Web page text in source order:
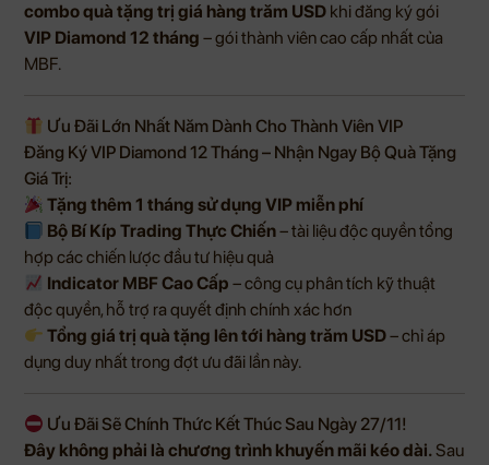
combo quà tặng trị giá hàng trăm USD khi đăng ký gói
VIP Diamond 12 tháng – gói thành viên cao cấp nhất của
MBF.
Ưu Đãi Lớn Nhất Năm Dành Cho Thành Viên VIP
Đăng Ký VIP Diamond 12 Tháng – Nhận Ngay Bộ Quà Tặng
Giá Trị:
Tặng thêm 1 tháng sử dụng VIP miễn phí
Bộ Bí Kíp Trading Thực Chiến– tài liệu độc quyền tổng
hợp các chiến lược đầu tư hiệu quả
Indicator MBF Cao Cấp – công cụ phân tích kỹ thuật
độc quyền, hỗ trợ ra quyết định chính xác hơn
Tổng giá trị quà tặng lên tới hàng trăm USD– chỉ áp
dụng duy nhất trong đợt ưu đãi lần này.
Ưu Đãi Sẽ Chính Thức Kết Thúc Sau Ngày 27/11!
Đây không phải là chương trình khuyến mãi kéo dài.Sau